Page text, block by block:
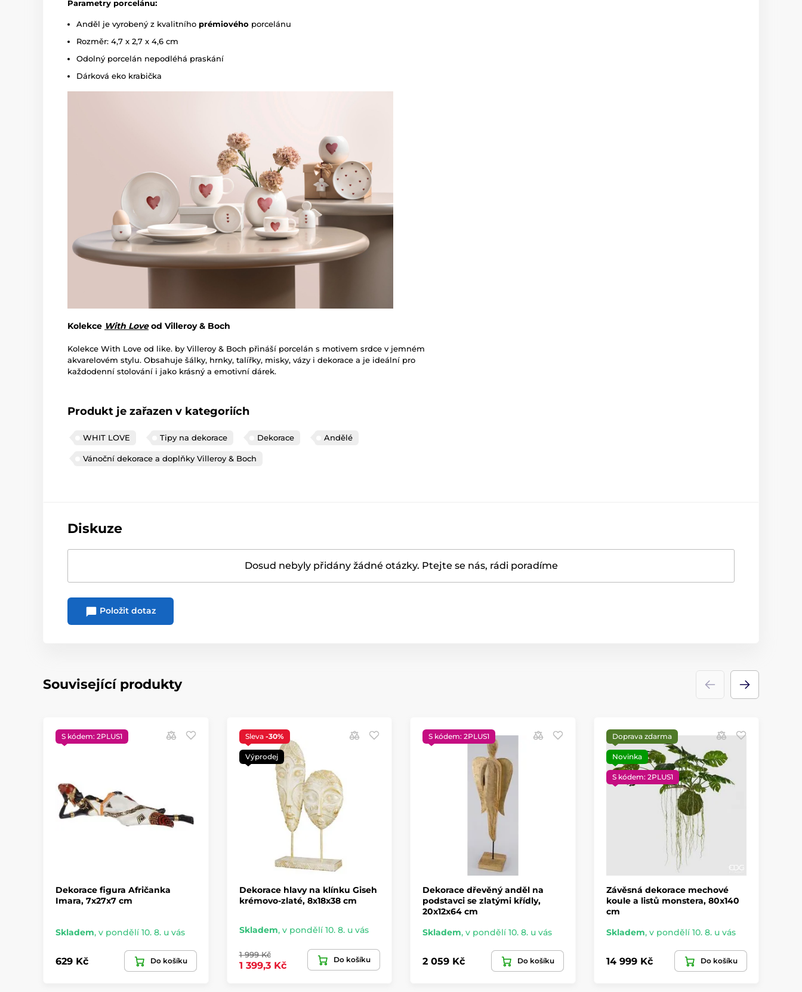
Parametry porcelánu:
Anděl je vyrobený z kvalitního prémiového porcelánu
Rozměr: 4,7 x 2,7 x 4,6 cm
Odolný porcelán nepodléhá praskání
Dárková eko krabička
Kolekce With Loveod Villeroy & Boch
Kolekce With Love od like. by Villeroy & Boch přináší porcelán s motivem srdce v jemném
akvarelovém stylu. Obsahuje šálky, hrnky, talířky, misky, vázy i dekorace a je ideální pro
každodenní stolování i jako krásný a emotivní dárek.
Produkt je zařazen v kategoriích
WHIT LOVE Tipy na dekorace Dekorace Andělé
Vánoční dekorace a doplňky Villeroy & Boch
Diskuze
Dosud nebyly přidány žádné otázky. Ptejte se nás, rádi poradíme
Položit dotaz
Související produkty
S kódem: 2PLUS1
Dekorace figura Afričanka
Imara, 7x27x7 cm
Skladem, v pondělí 10. 8. u vás
629 Kč Do košíku
Sleva -30%
Výprodej
Dekorace hlavy na klínku Giseh
krémovo-zlaté, 8x18x38 cm
Skladem, v pondělí 10. 8. u vás
1 999 Kč
1 399,3 Kč
Do košíku
S kódem: 2PLUS1
Dekorace dřevěný anděl na
podstavci se zlatými křídly,
20x12x64 cm
Skladem, v pondělí 10. 8. u vás
2 059 Kč Do košíku
Doprava zdarma
Novinka
S kódem: 2PLUS1
Závěsná dekorace mechové
koule a listů monstera, 80x140
cm
Skladem, v pondělí 10. 8. u vás
14 999 Kč Do košíku